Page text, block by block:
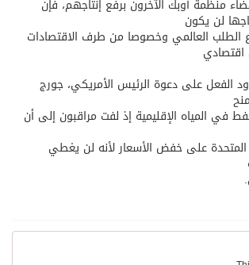
منظمة أوبك الآخرون برفع إنتاجهم، فإن
لن يكون
الطلب العالمي وخصوصا من طرف الاقتصادات
اقتصادي
الفعل على دعوة الرئيس الأمريكي، جورج
في المياه الإقليمية إذ لفت مراقبون إلى أن
المتحدة على خفض الأسعار لأنه لن يغطي